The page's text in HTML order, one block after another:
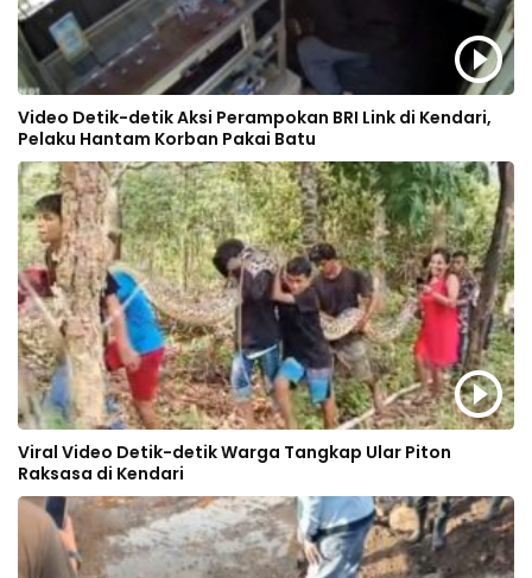
Video Detik-detik Aksi Perampokan BRI Link di Kendari,
Pelaku Hantam Korban Pakai Batu
Viral Video Detik-detik Warga Tangkap Ular Piton
Raksasa di Kendari